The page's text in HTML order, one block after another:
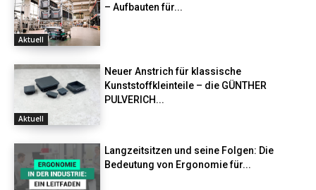
Aktuell
– Aufbauten für...
Aktuell
Neuer Anstrich für klassische
Kunststoffkleinteile – die GÜNTHER
PULVERICH...
Langzeitsitzen und seine Folgen: Die
Bedeutung von Ergonomie für...